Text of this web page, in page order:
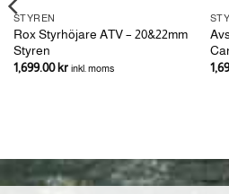
STYREN
Rox Styrhöjare ATV – 20&22mm
Styren
1,699.00kr inkl. moms